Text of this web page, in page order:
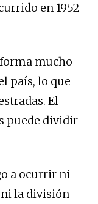
en 1952
mucho
país, lo que
El
puede dividir
a ocurrir ni
ni la división